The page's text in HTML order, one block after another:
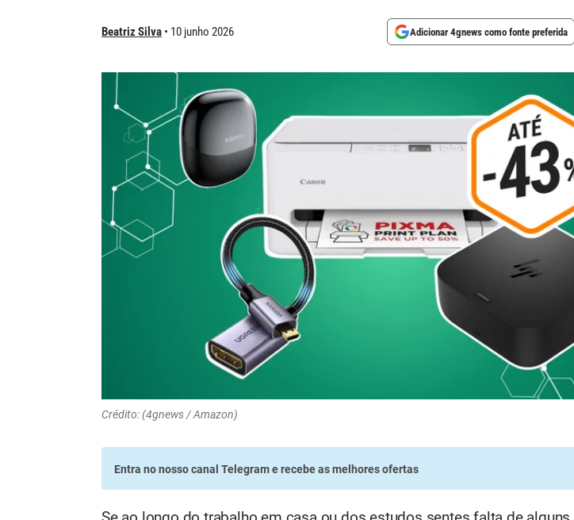
Beatriz Silva 10 junho 2026 Adicionar 4gnews como fonte preferida
Crédito: (4gnews / Amazon)
Entra no nosso canal Telegrame recebe as melhores ofertas